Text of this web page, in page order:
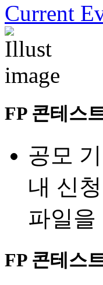
Current
FP 콘테스
공모
내 신
파일을
FP 콘테스